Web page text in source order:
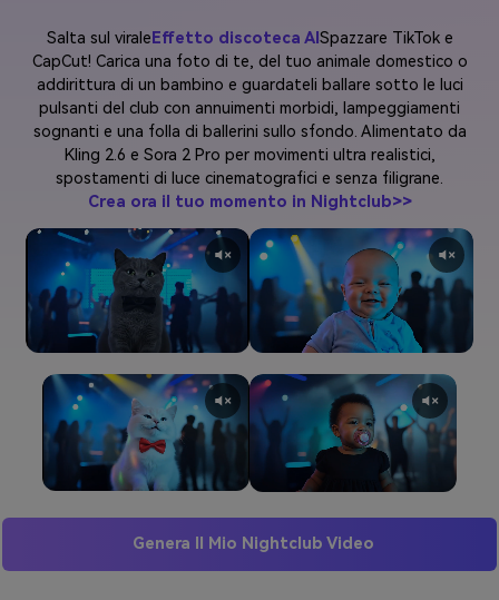
Salta sul virale Effetto discoteca AI Spazzare TikTok e
CapCut! Carica una foto di te, del tuo animale domestico o
addirittura di un bambino e guardateli ballare sotto le luci
pulsanti del club con annuimenti morbidi, lampeggiamenti
sognanti e una folla di ballerini sullo sfondo. Alimentato da
Kling 2.6 e Sora 2 Pro per movimenti ultra realistici,
spostamenti di luce cinematografici e senza filigrane.
Crea ora il tuo momento in Nightclub>>
Genera Il Mio Nightclub Video